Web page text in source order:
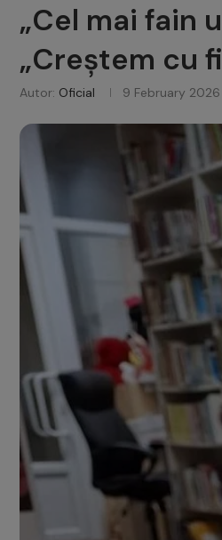
„Cel mai fain
„Creștem cu
Autor: Oficial 9 February 2026